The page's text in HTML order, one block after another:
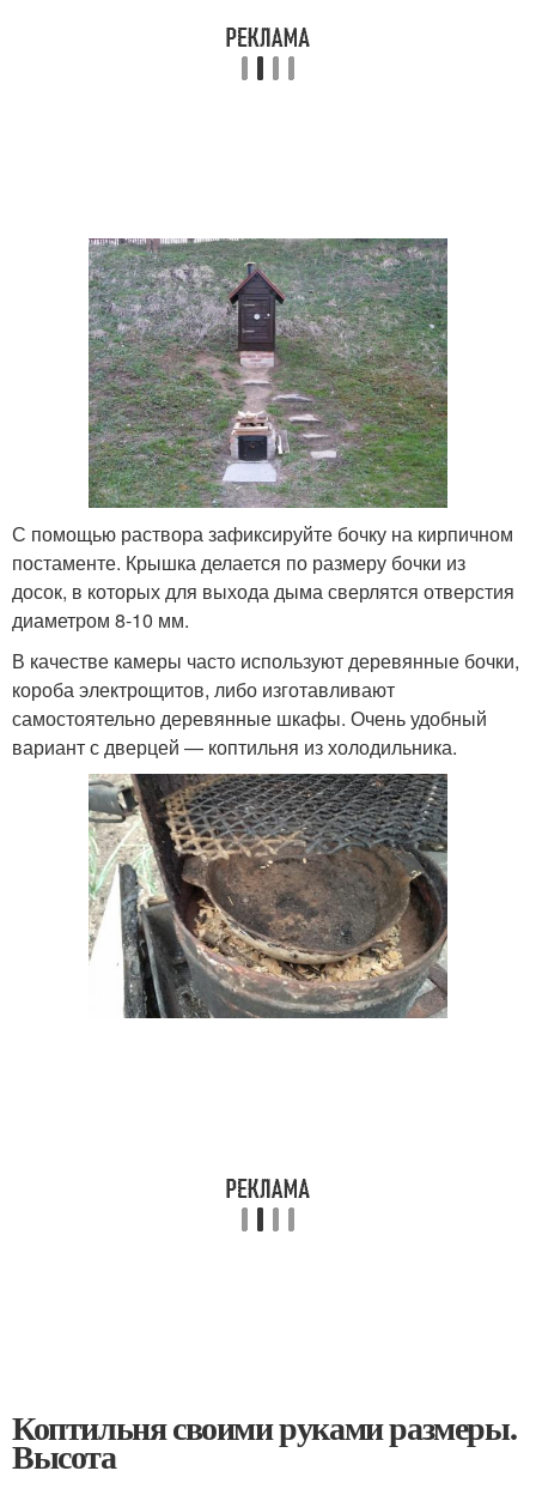
С помощью раствора зафиксируйте бочку на кирпичном
постаменте. Крышка делается по размеру бочки из
досок, в которых для выхода дыма сверлятся отверстия
диаметром 8-10 мм.
В качестве камеры часто используют деревянные бочки,
короба электрощитов, либо изготавливают
самостоятельно деревянные шкафы. Очень удобный
вариант с дверцей — коптильня из холодильника.
Коптильня своими руками размеры.
Высота